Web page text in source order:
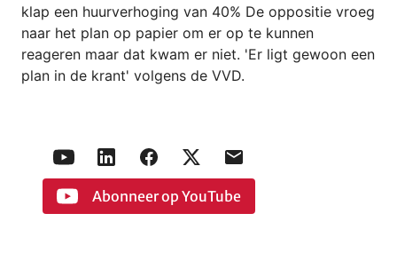
klap een huurverhoging van 40% De oppositie vroeg
naar het plan op papier om er op te kunnen
reageren maar dat kwam er niet. 'Er ligt gewoon een
plan in de krant' volgens de VVD.
Abonneer op YouTube